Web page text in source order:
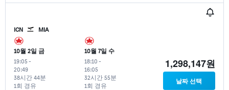
ICN MIA
10월 2일 금
19:05 -
20:49
1회 경유
38시간 44분
10월 7일 수
18:10 -
16:05
1회 경유
32시간 55분
1,298,147원
날짜 선택